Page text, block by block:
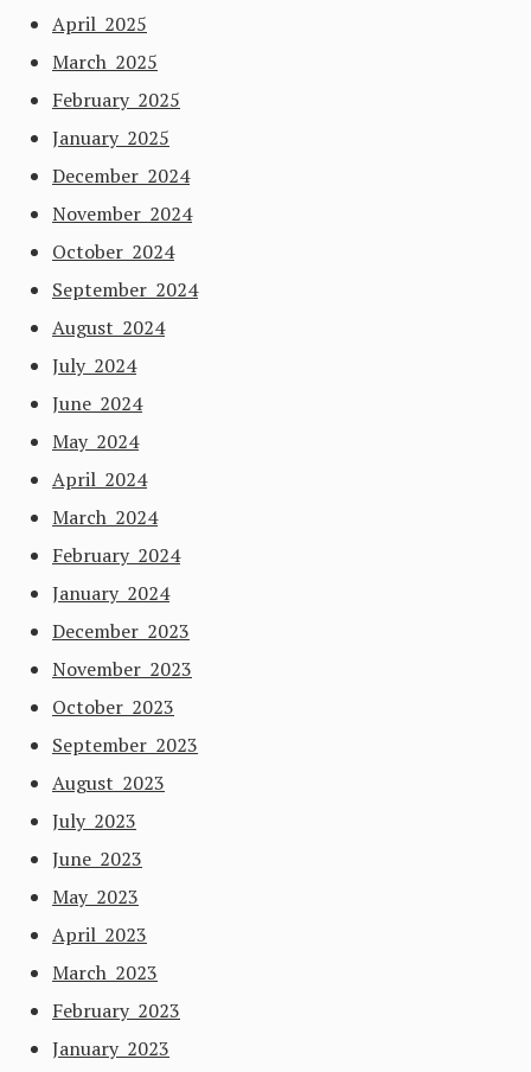
April 2025
March 2025
February 2025
January 2025
December 2024
November 2024
October 2024
September 2024
August 2024
July 2024
June 2024
May 2024
April 2024
March 2024
February 2024
January 2024
December 2023
November 2023
October 2023
September 2023
August 2023
July 2023
June 2023
May 2023
April 2023
March 2023
February 2023
January 2023